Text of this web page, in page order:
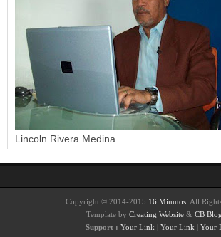
Lincoln Rivera Medina
Copyright © 2014-2015 16 Minutos. All
Template by Creating Website & CB
Support : Your Link | Your Link | Your